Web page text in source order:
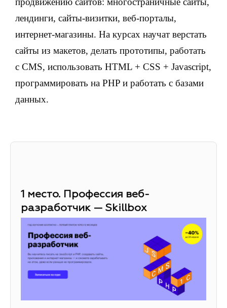
лендинги, сайты-визитки, веб-порталы,
интернет-магазины. На курсах научат верстать
сайты из макетов, делать прототипы, работать
с CMS, использовать HTML + CSS + Javascript,
программировать на PHP и работать с базами
данных.
1 место. Профессия веб-
разработчик — Skillbox